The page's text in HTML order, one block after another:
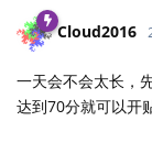
Cloud2016
一天会不会太长，
达到70分就可以开